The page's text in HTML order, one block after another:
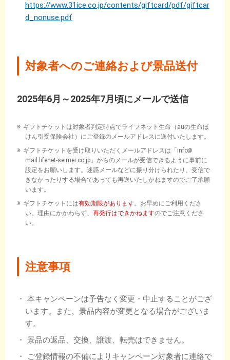
https://www.31ice.co.jp/contents/giftcard/pdf/giftcar
d_nonuse.pdf
対象者へのご連絡および景品送付
2025年6月～2025年7月頃にメールで送信
ギフトチケットは対象者判定時点でライフネット生命（auの生命ほ
けん引受保険会社）にご登録のメールアドレスに送付いたします。
ギフトチケットを受け取りいただくメールアドレスは「info
mail.lifenet-seimei.co.jp」からのメールが受信できるように事前に
設定をお願いします。迷惑メールなどに振り分けられたり、受信で
きなかったりする場合であっても再送いたしかねますのでご了承願
います。
ギフトチケットには有効期限があります。お早めにご利用くださ
い。理由にかかわらず、 再発行はできかねますのでご注意くださ
い。
注意事項
本キャンペーンは予告なく変更・中止することがござ
います。また、景品内容が変更となる場合がございま
す。
景品の返品、交換、譲渡、転売はできません。
ご登録情報の不備によりキャンペーン対象者に連絡で